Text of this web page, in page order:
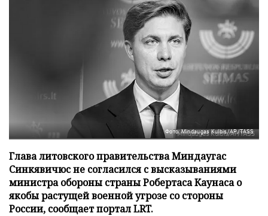
Фото: Mindaugas Kulbis/AP/TASS
Глава литовского правительства Миндаугас
Синкявичюс не согласился с высказываниями
министра обороны страны Робертаса Каунаса о
якобы растущей военной угрозе со стороны
России, сообщает портал LRT.